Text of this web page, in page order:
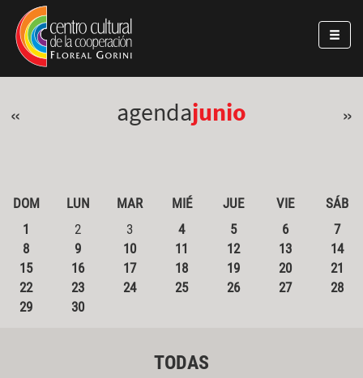
Pasar al contenido principal
Jump to main content
« agendajunio »
DOM LUN MAR MIÉ JUE VIE
SÁB
1
2 3 4 5 6
7
8
9 10 11 12 13
14
15
16 17 18 19 20
21
22
23 24 25 26 27
28
29
30
TODAS